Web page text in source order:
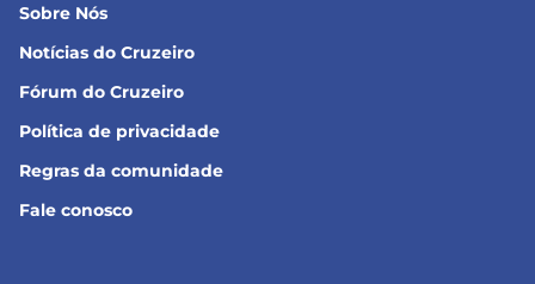
Sobre Nós
Notícias do Cruzeiro
Fórum do Cruzeiro
Política de privacidade
Regras da comunidade
Fale conosco